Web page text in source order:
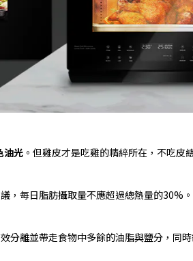
油光 。但雞皮才是吃雞的精綷所在，不吃皮
，每日脂肪攝取量不應超過總熱量的30%
效分離並帶走食物中多餘的油脂與鹽分，同